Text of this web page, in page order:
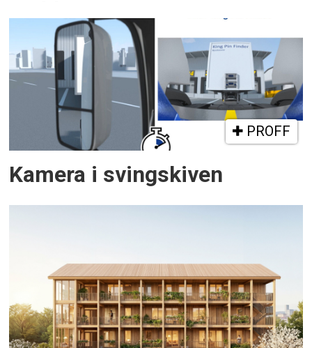
PROFF
Kamera i svingskiven